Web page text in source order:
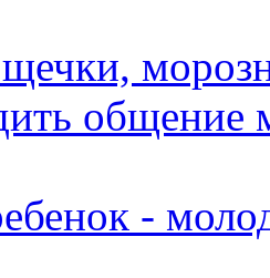
общение
-